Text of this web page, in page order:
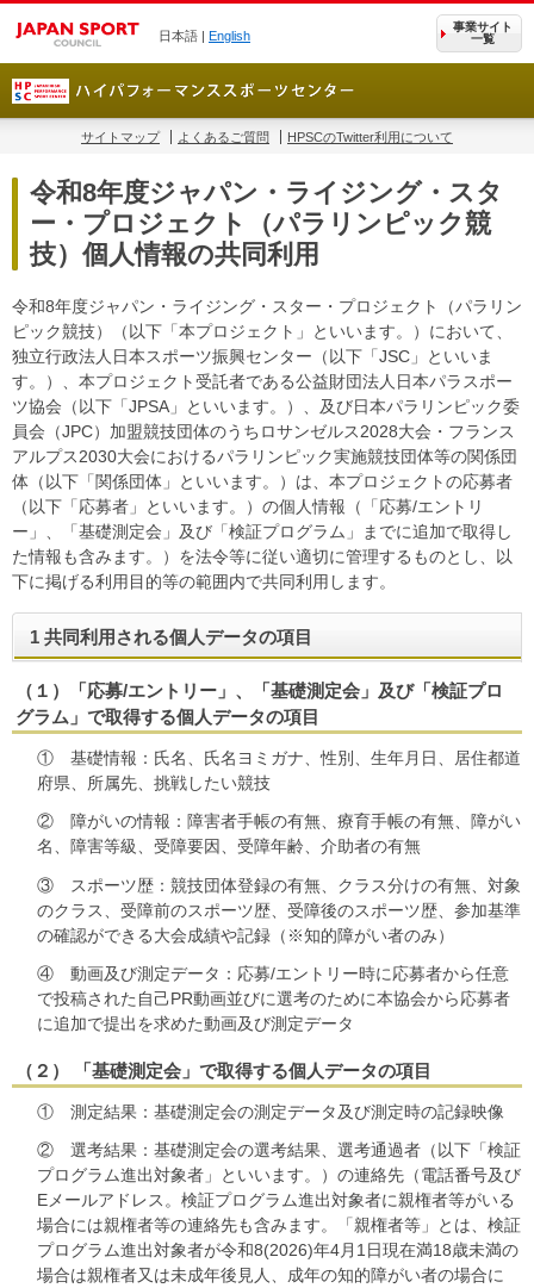
日本語 | English
事業サイト
一覧
サイトマップ よくあるご質問 HPSCのTwitter利用について
令和8年度ジャパン・ライジング・スタ
ー・プロジェクト（パラリンピック競
技）個人情報の共同利用
令和8年度ジャパン・ライジング・スター・プロジェクト（パラリン
ピック競技）（以下「本プロジェクト」といいます。）において、
独立行政法人日本スポーツ振興センター（以下「JSC」といいま
す。）、本プロジェクト受託者である公益財団法人日本パラスポー
ツ協会（以下「JPSA」といいます。）、及び日本パラリンピック委
員会（JPC）加盟競技団体のうちロサンゼルス2028大会・フランス
アルプス2030大会におけるパラリンピック実施競技団体等の関係団
体（以下「関係団体」といいます。）は、本プロジェクトの応募者
（以下「応募者」といいます。）の個人情報（「応募/エントリ
ー」、「基礎測定会」及び「検証プログラム」までに追加で取得し
た情報も含みます。）を法令等に従い適切に管理するものとし、以
下に掲げる利用目的等の範囲内で共同利用します。
1 共同利用される個人データの項目
（１）「応募/エントリー」、「基礎測定会」及び「検証プロ
グラム」で取得する個人データの項目
① 基礎情報：氏名、氏名ヨミガナ、性別、生年月日、居住都道
府県、所属先、挑戦したい競技
② 障がいの情報：障害者手帳の有無、療育手帳の有無、障がい
名、障害等級、受障要因、受障年齢、介助者の有無
③ スポーツ歴：競技団体登録の有無、クラス分けの有無、対象
のクラス、受障前のスポーツ歴、受障後のスポーツ歴、参加基準
の確認ができる大会成績や記録（※知的障がい者のみ）
④ 動画及び測定データ：応募/エントリー時に応募者から任意
で投稿された自己PR動画並びに選考のために本協会から応募者
に追加で提出を求めた動画及び測定データ
（２） 「基礎測定会」で取得する個人データの項目
① 測定結果：基礎測定会の測定データ及び測定時の記録映像
② 選考結果：基礎測定会の選考結果、選考通過者（以下「検証
プログラム進出対象者」といいます。）の連絡先（電話番号及び
Eメールアドレス。検証プログラム進出対象者に親権者等がいる
場合には親権者等の連絡先も含みます。「親権者等」とは、検証
プログラム進出対象者が令和8(2026)年4月1日現在満18歳未満の
場合は親権者又は未成年後見人、成年の知的障がい者の場合に